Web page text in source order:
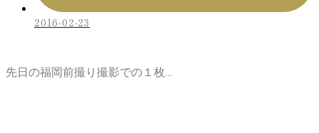
2016-02-23
先日の福岡前撮り撮影での１枚…